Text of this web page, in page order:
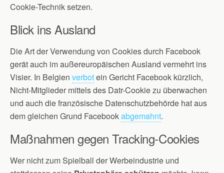
Cookie-Technik setzen.
Blick ins Ausland
Die Art der Verwendung von Cookies durch Facebook
gerät auch im außereuropäischen Ausland vermehrt ins
Visier. In Belgien verbotein Gericht Facebook kürzlich,
Nicht-Mitglieder mittels des Datr-Cookie zu überwachen
und auch die französische Datenschutzbehörde hat aus
dem gleichen Grund Facebookabgemahnt.
Maßnahmen gegen Tracking-Cookies
Wer nicht zum Spielball der Werbeindustrie und